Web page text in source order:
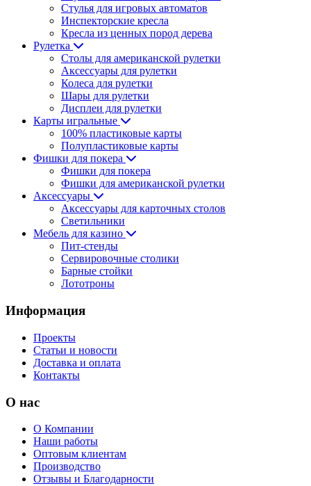
Стулья для игровых автоматов
Инспекторские кресла
Кресла из ценных пород дерева
Рулетка
Столы для американской рулетки
Аксессуары для рулетки
Колеса для рулетки
Шары для рулетки
Дисплеи для рулетки
Карты игральные
100% пластиковые карты
Полупластиковые карты
Фишки для покера
Фишки для покера
Фишки для американской рулетки
Аксессуары
Аксессуары для карточных столов
Светильники
Мебель для казино
Пит-стенды
Сервировочные столики
Барные стойки
Лототроны
Информация
Проекты
Статьи и новости
Доставка и оплата
Контакты
О нас
О Компании
Наши работы
Оптовым клиентам
Производство
Отзывы и Благодарности